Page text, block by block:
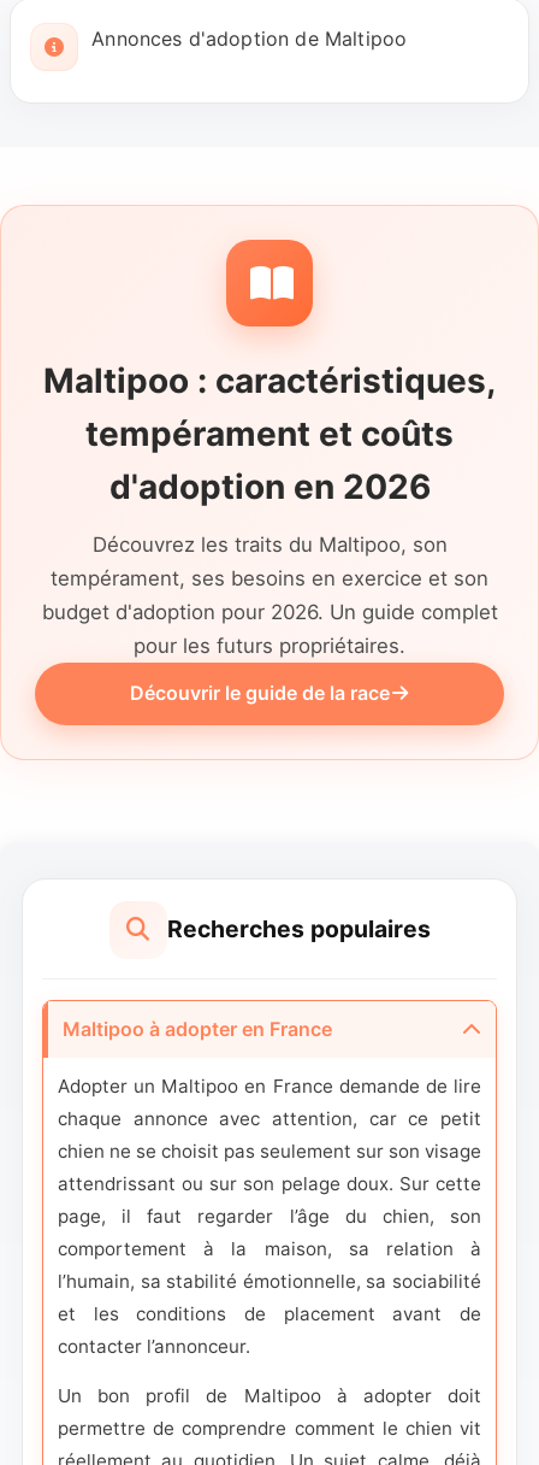
Annonces d'adoption de Maltipoo
Maltipoo : caractéristiques,
tempérament et coûts
d'adoption en 2026
Découvrez les traits du Maltipoo, son
tempérament, ses besoins en exercice et son
budget d'adoption pour 2026. Un guide complet
pour les futurs propriétaires.
Découvrir le guide de la race
Recherches populaires
Maltipoo à adopter en France
Adopter un Maltipoo en France demande de lire
chaque annonce avec attention, car ce petit
chien ne se choisit pas seulement sur son visage
attendrissant ou sur son pelage doux. Sur cette
page, il faut regarder l’âge du chien, son
comportement à la maison, sa relation à
l’humain, sa stabilité émotionnelle, sa sociabilité
et les conditions de placement avant de
contacter l’annonceur.
Un bon profil de Maltipoo à adopter doit
permettre de comprendre comment le chien vit